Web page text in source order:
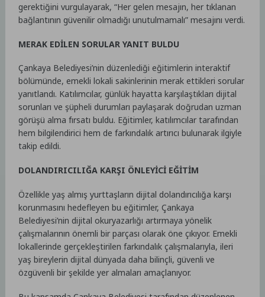
gerektiğini vurgulayarak, “Her gelen mesajın, her tıklanan
bağlantının güvenilir olmadığı unutulmamalı” mesajını verdi.
MERAK EDİLEN SORULAR YANIT BULDU
Çankaya Belediyesi’nin düzenlediği eğitimlerin interaktif
bölümünde, emekli lokali sakinlerinin merak ettikleri sorular
yanıtlandı. Katılımcılar, günlük hayatta karşılaştıkları dijital
sorunları ve şüpheli durumları paylaşarak doğrudan uzman
görüşü alma fırsatı buldu. Eğitimler, katılımcılar tarafından
hem bilgilendirici hem de farkındalık artırıcı bulunarak ilgiyle
takip edildi.
DOLANDIRICILIĞA KARŞI ÖNLEYİCİ EĞİTİM
Özellikle yaş almış yurttaşların dijital dolandırıcılığa karşı
korunmasını hedefleyen bu eğitimler, Çankaya
Belediyesi’nin dijital okuryazarlığı artırmaya yönelik
çalışmalarının önemli bir parçası olarak öne çıkıyor. Emekli
lokallerinde gerçekleştirilen farkındalık çalışmalarıyla, ileri
yaş bireylerin dijital dünyada daha bilinçli, güvenli ve
özgüvenli bir şekilde yer almaları amaçlanıyor.